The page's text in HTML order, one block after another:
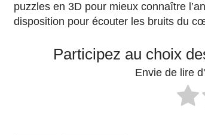
puzzles en 3D pour mieux connaître
disposition pour écouter les bruits du
Participez au choix
Envie de lire